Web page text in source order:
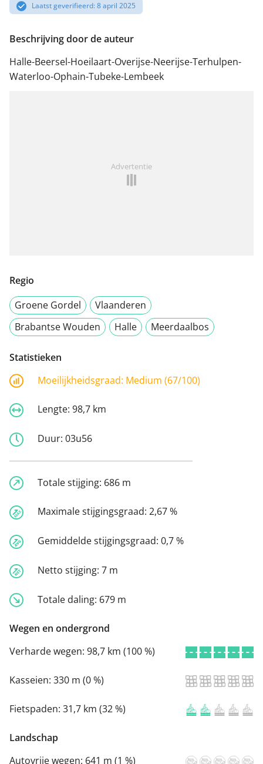
Laatst geverifieerd: 8 april 2025
Beschrijving door de auteur
Halle-Beersel-Hoeilaart-Overijse-Neerijse-Terhulpen-
Waterloo-Ophain-Tubeke-Lembeek
Advertentie
Regio
Groene Gordel
Vlaanderen
Brabantse Wouden
Halle Meerdaalbos
Statistieken
Moeilijkheidsgraad: Medium (67/100)
Lengte: 98,7 km
Duur: 03u56
Totale stijging: 686 m
Maximale stijgingsgraad: 2,67 %
Gemiddelde stijgingsgraad: 0,7 %
Netto stijging: 7 m
Totale daling: 679 m
Wegen en ondergrond
Verharde wegen: 98,7 km (100 %)
Kasseien: 330 m (0 %)
Fietspaden: 31,7 km (32 %)
Landschap
Autovrije wegen: 641 m (1 %)